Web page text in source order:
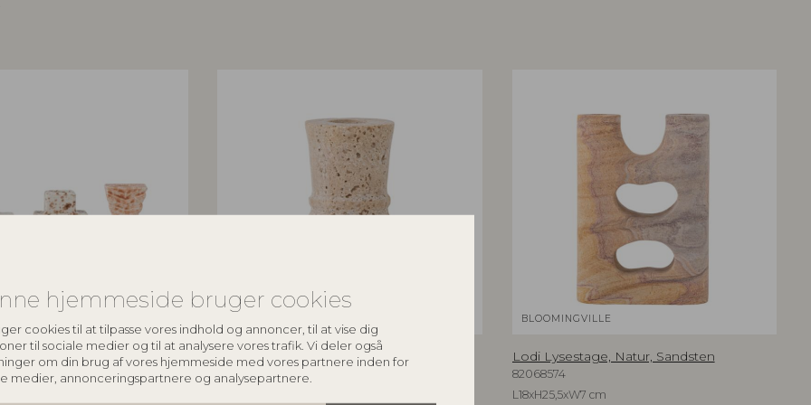
hjemmeside bruger cookies
cookies til at tilpasse vores indhold og annoncer, til at vise dig
til sociale medier og til at analysere vores trafik. Vi deler også
om din brug af vores hjemmeside med vores partnere inden for
medier, annonceringspartnere og analysepartnere.
Natur, Stentøj
L5xH8xW4,5 cm, Set of 3
Ilise Lysestage, Natur, Travertin
82066229
BLOOMINGVILLE
Lodi Lysestage, Natur, Sandsten
82068574
L18xH25,5xW7 cm